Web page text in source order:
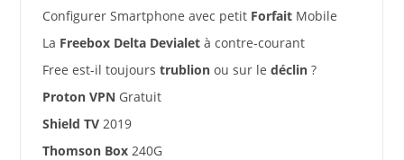
Configurer Smartphone avec petit ForfaitMobile
La Freebox Delta Devialetà contre-courant
Free est-il toujours trublionou sur le déclin?
Proton VPN Gratuit
Shield TV2019
Thomson Box240G